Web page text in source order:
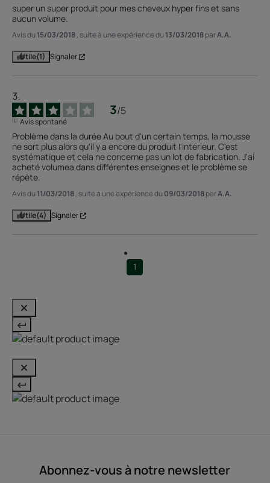
super un super produit pour mes cheveux hyper fins et sans
aucun volume.
Avis du 15/03/2018, suite à une expérience du 13/03/2018parA.A.
Utile(1) Signaler
3/5
Avis spontané
Problème dans la durée Au bout d'un certain temps, la mousse
ne sort plus alors qu'il y a encore du produit l'intérieur. C'est
systématique et cela ne concerne pas un lot de fabrication. J'ai
acheté volumea dans différentes enseignes et le problème se
répète.
Avis du 11/03/2018, suite à une expérience du 09/03/2018parA.A.
Utile(4) Signaler
1
Abonnez-vous à notre newsletter